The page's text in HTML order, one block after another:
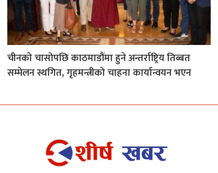
चीनको चासोपछि काठमाडौंमा हुने अन्तर्राष्ट्रिय तिब्बत
सम्मेलन स्थगित, गृहमन्त्रीको चाहना कार्यान्वयन भएन